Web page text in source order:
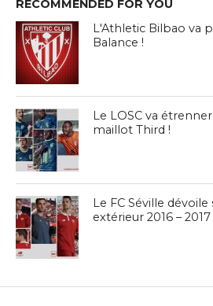
RECOMMENDED FOR YOU
L'Athletic Bilbao va
Balance !
Le LOSC va
maillot Third !
Le FC Séville
extérieur 2016 – 2017